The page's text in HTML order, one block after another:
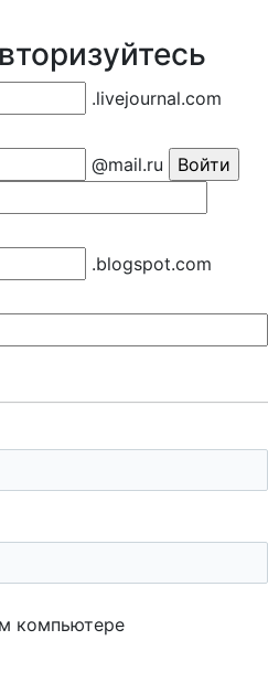
.livejournal.com
@mail.ru
.blogspot.com
компьютере